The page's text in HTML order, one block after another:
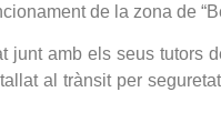
de la zona de
junt amb els seus
al trànsit per